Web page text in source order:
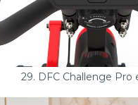
29. DFC Challenge Pro